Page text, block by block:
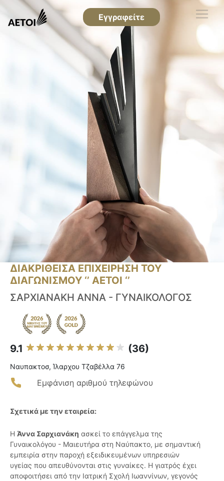
Εγγραφείτε
ΔΙΑΚΡΙΘΕΙΣΑ ΕΠΙΧΕΙΡΗΣΗ ΤΟΥ
ΔΙΑΓΩΝΙΣΜΟΥ ‘’ ΑΕΤΟΙ ‘’
ΣΑΡΧΙΑΝΑΚΗ ΑΝΝΑ - ΓΥΝΑΙΚΟΛΟΓΟΣ
9.1 (36)
Ναυπακτοσ, Ίλαρχου Τζαβέλλα 76
Εμφάνιση αριθμού τηλεφώνου
Σχετικά με την εταιρεία:
Η Άννα Σαρχιανάκη ασκεί το επάγγελμα της
Γυναικολόγου - Μαιευτήρα στη Ναύπακτο, με σημαντική
εμπειρία στην παροχή εξειδικευμένων υπηρεσιών
υγείας που απευθύνονται στις γυναίκες. Η γιατρός έχει
αποφοιτήσει από την Ιατρική Σχολή Ιωαννίνων, γεγονός